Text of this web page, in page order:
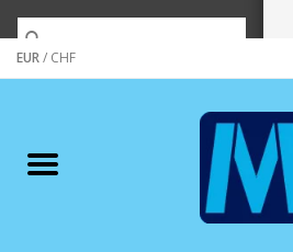
EUR/ CHF
Merken